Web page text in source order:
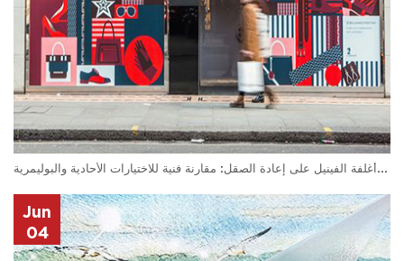
لماذا تتفوق أغلفة الفينيل على إعادة الصقل: مقارنة فنية للاختيارات الأحادية والبوليمرية
Jun
04